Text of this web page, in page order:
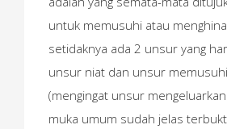
untuk memusuhi atau
setidaknya ada 2 unsur yang
unsur niat dan unsur
(mengingat unsur
muka umum sudah jelas